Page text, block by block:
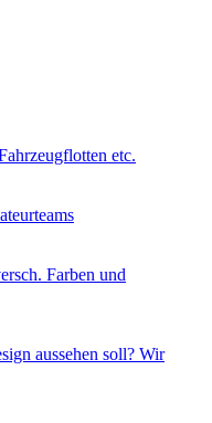
etc.
Farben und
aussehen soll? Wir